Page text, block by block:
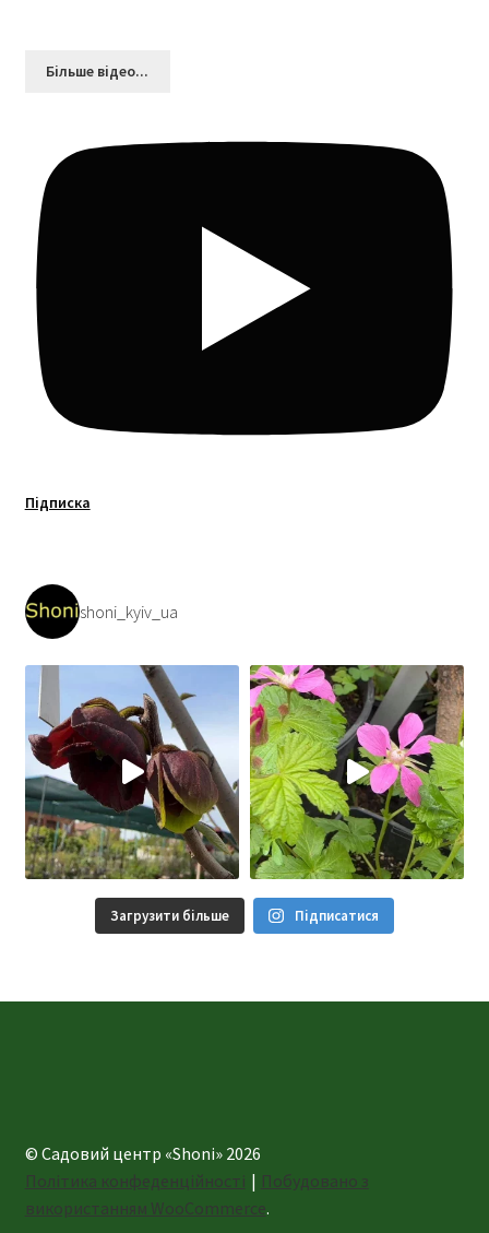
Більшe відео...
Підписка
shoni_kyiv_ua
Загрузити більше Підписатися
© Садовий центр «Shoni» 2026
Політика конфеденційності
Побудовано з
використанням WooCommerce.